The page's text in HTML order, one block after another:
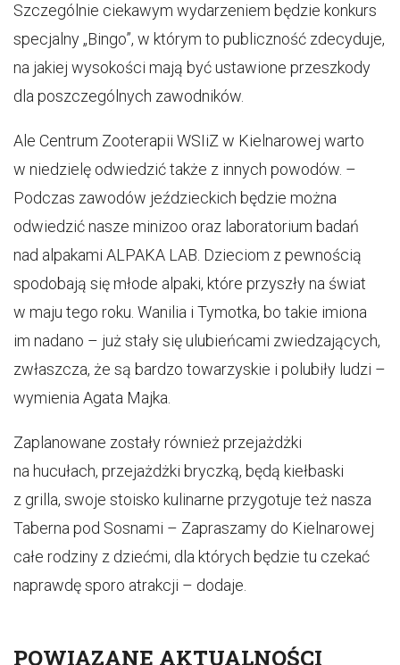
Szczególnie ciekawym wydarzeniem będzie konkurs
specjalny „Bingo”, w którym to publiczność zdecyduje,
na jakiej wysokości mają być ustawione przeszkody
dla poszczególnych zawodników.
Ale Centrum Zooterapii WSIiZ w Kielnarowej warto
w niedzielę odwiedzić także z innych powodów. –
Podczas zawodów jeździeckich będzie można
odwiedzić nasze minizoo oraz laboratorium badań
nad alpakami ALPAKA LAB. Dzieciom z pewnością
spodobają się młode alpaki, które przyszły na świat
w maju tego roku. Wanilia i Tymotka, bo takie imiona
im nadano – już stały się ulubieńcami zwiedzających,
zwłaszcza, że są bardzo towarzyskie i polubiły ludzi –
wymienia Agata Majka.
Zaplanowane zostały również przejażdżki
na hucułach, przejażdżki bryczką, będą kiełbaski
z grilla, swoje stoisko kulinarne przygotuje też nasza
Taberna pod Sosnami – Zapraszamy do Kielnarowej
całe rodziny z dziećmi, dla których będzie tu czekać
naprawdę sporo atrakcji – dodaje.
POWIĄZANE AKTUALNOŚCI